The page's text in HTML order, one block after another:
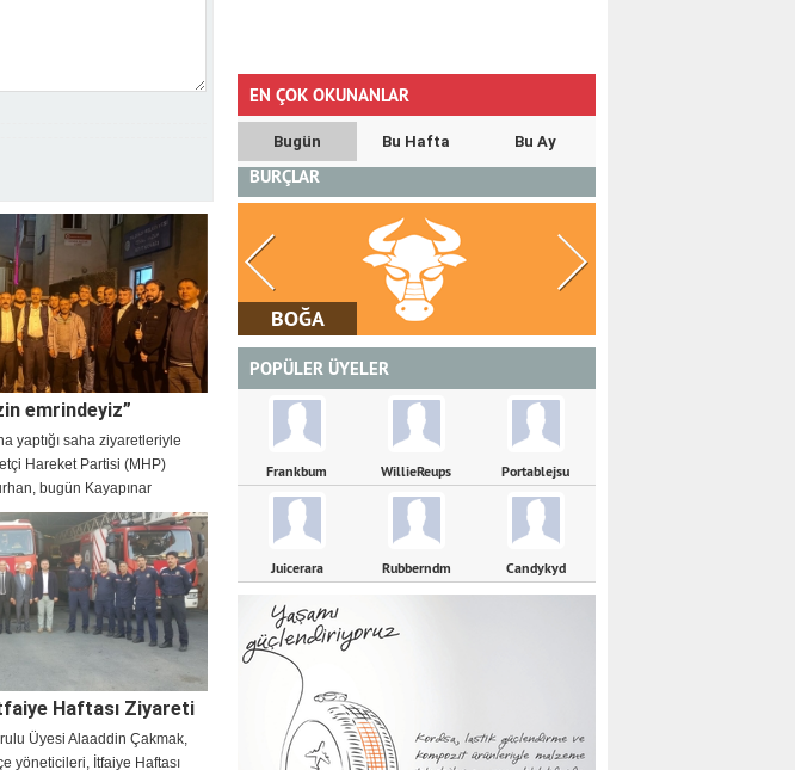
emrindeyiz”
yaptığı saha ziyaretleriyle
Hareket Partisi (MHP)
bugün Kayapınar
de mahalle sakinlerini
Haftası Ziyareti
Üyesi Alaaddin Çakmak,
yöneticileri, İtfaiye Haftası
EN ÇOK OKUNANLAR
Bugün Bu Hafta Bu Ay
BURÇLAR
İKİZLER
POPÜLER ÜYELER
Frankbum WillieReups Portablejsu
Juicerara Rubberndm Candykyd